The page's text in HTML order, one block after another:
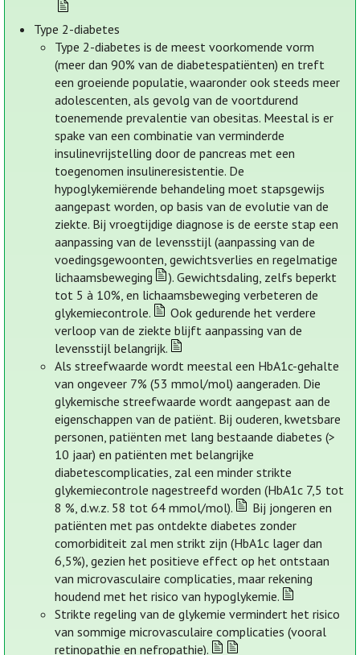
Type 2-diabetes
Type 2-diabetes is de meest voorkomende vorm
(meer dan 90% van de diabetespatiënten) en treft
een groeiende populatie, waaronder ook steeds meer
adolescenten, als gevolg van de voortdurend
toenemende prevalentie van obesitas. Meestal is er
spake van een combinatie van verminderde
insulinevrijstelling door de pancreas met een
toegenomen insulineresistentie. De
hypoglykemiërende behandeling moet stapsgewijs
aangepast worden, op basis van de evolutie van de
ziekte. Bij vroegtijdige diagnose is de eerste stap een
aanpassing van de levensstijl (aanpassing van de
voedingsgewoonten, gewichtsverlies en regelmatige
lichaamsbeweging
). Gewichtsdaling, zelfs beperkt
tot 5 à 10%, en lichaamsbeweging verbeteren de
glykemiecontrole.
Ook gedurende het verdere
verloop van de ziekte blijft aanpassing van de
levensstijl belangrijk.
Als streefwaarde wordt meestal een HbA1c-gehalte
van ongeveer 7% (53 mmol/mol) aangeraden. Die
glykemische streefwaarde wordt aangepast aan de
eigenschappen van de patiënt. Bij ouderen, kwetsbare
personen, patiënten met lang bestaande diabetes (>
10 jaar) en patiënten met belangrijke
diabetescomplicaties, zal een minder strikte
glykemiecontrole nagestreefd worden (HbA1c 7,5 tot
8 %, d.w.z. 58 tot 64 mmol/mol).
Bij jongeren en
patiënten met pas ontdekte diabetes zonder
comorbiditeit zal men strikt zijn (HbA1c lager dan
6,5%), gezien het positieve effect op het ontstaan
van microvasculaire complicaties, maar rekening
houdend met het risico van hypoglykemie.
Strikte regeling van de glykemie vermindert het risico
van sommige microvasculaire complicaties (vooral
retinopathie en nefropathie).